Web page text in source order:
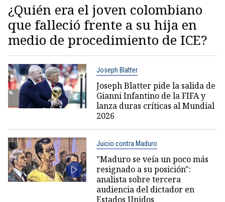
¿Quién era el joven colombiano
que falleció frente a su hija en
medio de procedimiento de ICE?
Joseph Blatter
Joseph Blatter pide la salida de
Gianni Infantino de la FIFA y
lanza duras críticas al Mundial
2026
Juicio contra Maduro
"Maduro se veía un poco más
resignado a su posición":
analista sobre tercera
audiencia del dictador en
Estados Unidos